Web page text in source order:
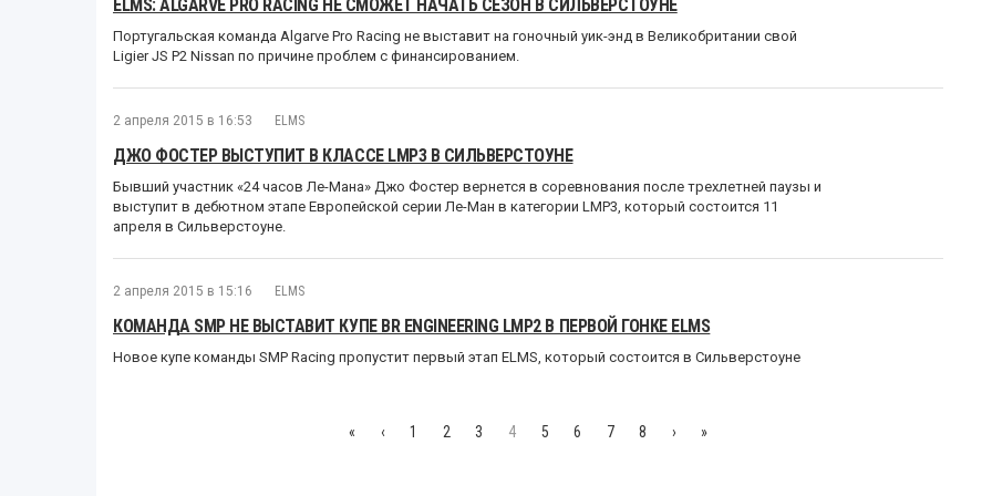
ELMS: ALGARVE PRO RACING НЕ СМОЖЕТ НАЧАТЬ СЕЗОН В СИЛЬВЕРСТОУНЕ
Португальская команда Algarve Pro Racing не выставит на гоночный уик-энд в Великобритании свой
Ligier JS P2 Nissan по причине проблем с финансированием.
2 апреля 2015 в 16:53 ELMS
ДЖО ФОСТЕР ВЫСТУПИТ В КЛАССЕ LMP3 В СИЛЬВЕРСТОУНЕ
Бывший участник «24 часов Ле-Мана» Джо Фостер вернется в соревнования после трехлетней паузы и
выступит в дебютном этапе Европейской серии Ле-Ман в категории LMP3, который состоится 11
апреля в Сильверстоуне.
2 апреля 2015 в 15:16 ELMS
КОМАНДА SMP НЕ ВЫСТАВИТ КУПЕ BR ENGINEERING LMP2 В ПЕРВОЙ ГОНКЕ ELMS
Новое купе команды SMP Racing пропустит первый этап ELMS, который состоится в Сильверстоуне
« ‹ 1 2 3 4 5 6 7 8 › »